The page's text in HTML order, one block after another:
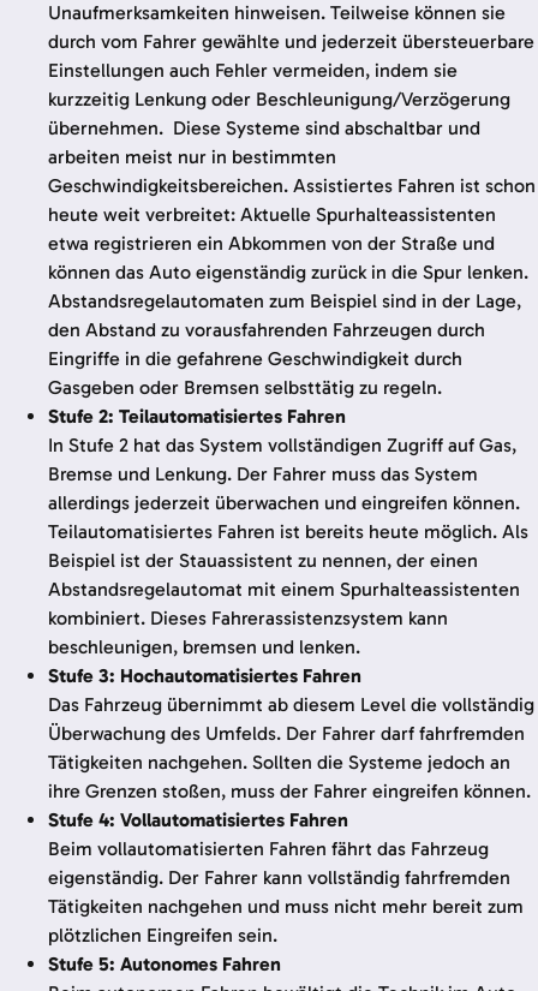
Unaufmerksamkeiten hinweisen. Teilweise können sie
durch vom Fahrer gewählte und jederzeit übersteuerbare
Einstellungen auch Fehler vermeiden, indem sie
kurzzeitig Lenkung oder Beschleunigung/Verzögerung
übernehmen. Diese Systeme sind abschaltbar und
arbeiten meist nur in bestimmten
Geschwindigkeitsbereichen. Assistiertes Fahren ist schon
heute weit verbreitet: Aktuelle Spurhalteassistenten
etwa registrieren ein Abkommen von der Straße und
können das Auto eigenständig zurück in die Spur lenken.
Abstandsregelautomaten zum Beispiel sind in der Lage,
den Abstand zu vorausfahrenden Fahrzeugen durch
Eingriffe in die gefahrene Geschwindigkeit durch
Gasgeben oder Bremsen selbsttätig zu regeln.
Stufe 2: Teilautomatisiertes Fahren
In Stufe 2 hat das System vollständigen Zugriff auf Gas,
Bremse und Lenkung. Der Fahrer muss das System
allerdings jederzeit überwachen und eingreifen können.
Teilautomatisiertes Fahren ist bereits heute möglich. Als
Beispiel ist der Stauassistent zu nennen, der einen
Abstandsregelautomat mit einem Spurhalteassistenten
kombiniert. Dieses Fahrerassistenzsystem kann
beschleunigen, bremsen und lenken.
Stufe 3: Hochautomatisiertes Fahren
Das Fahrzeug übernimmt ab diesem Level die vollständig
Überwachung des Umfelds. Der Fahrer darf fahrfremden
Tätigkeiten nachgehen. Sollten die Systeme jedoch an
ihre Grenzen stoßen, muss der Fahrer eingreifen können.
Stufe 4: Vollautomatisiertes Fahren
Beim vollautomatisierten Fahren fährt das Fahrzeug
eigenständig. Der Fahrer kann vollständig fahrfremden
Tätigkeiten nachgehen und muss nicht mehr bereit zum
plötzlichen Eingreifen sein.
Stufe 5: Autonomes Fahren